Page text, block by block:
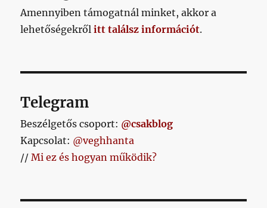
Amennyiben támogatnál minket, akkor a
lehetőségekrőlitt találsz információt.
Telegram
Beszélgetős csoport: @csakblog
Kapcsolat: @veghhanta
//Mi ez és hogyan működik?